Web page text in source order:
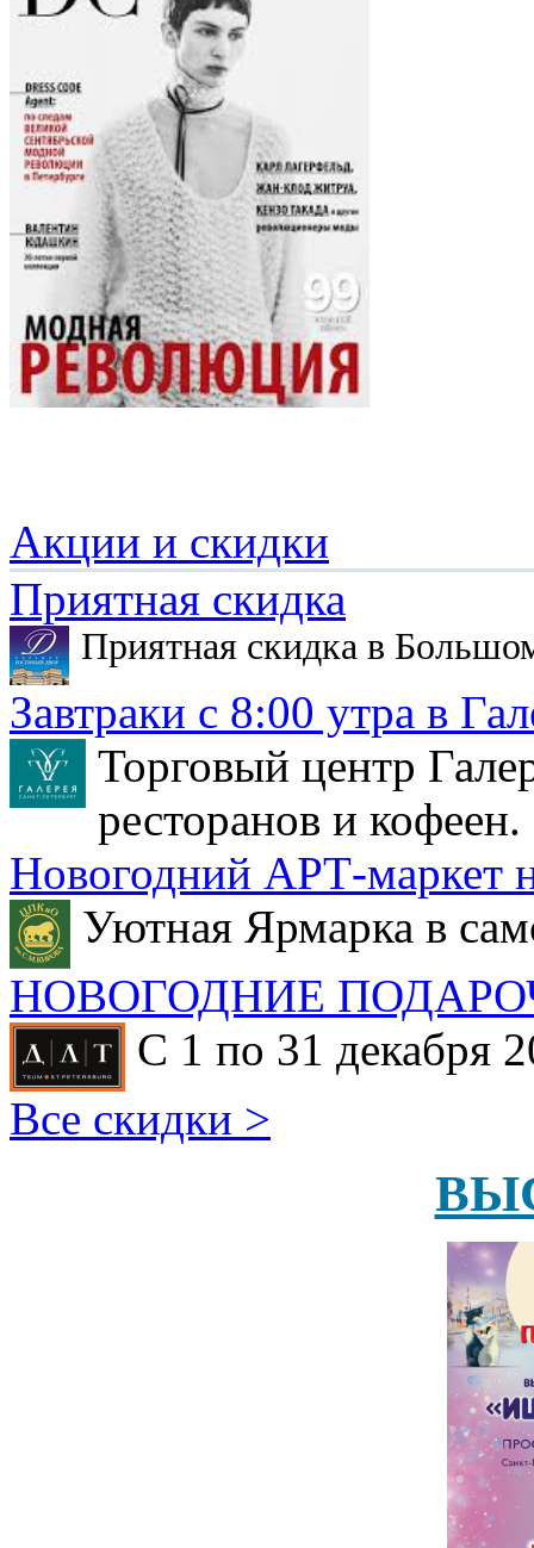
Акции и скидки
Приятная скидка
Приятная скидка в
Завтраки с 8:00 утра в
Торговый центр
ресторанов и кофеен.
Новогодний АРТ-маркет
Уютная Ярмарка в
НОВОГОДНИЕ
С 1 по 31 декабря
Все скидки >